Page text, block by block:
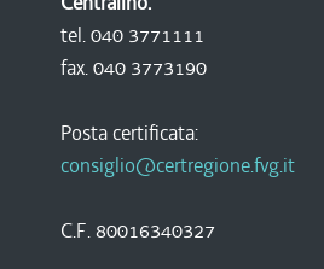
tel. 040 3771111
fax. 040 3773190
Posta certificata:
consiglio@certregione.fvg.it
C.F. 80016340327